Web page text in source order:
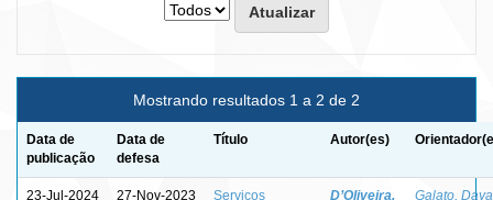
Mostrando resultados 1 a 2 de 2
Data de
publicação
Data de
defesa
Título Autor(es)
23-Jul-2024 27-Nov-2023
Serviços
D’Oliveira,
Galato,